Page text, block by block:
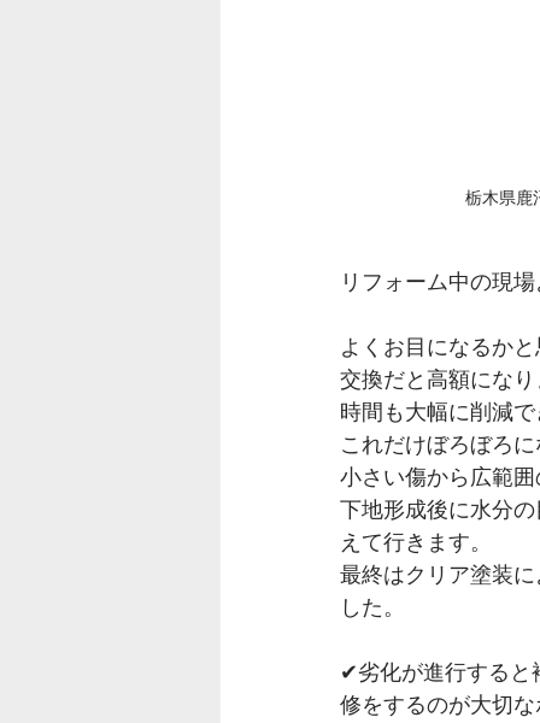
栃木県鹿
リフォーム中の現
よくお目になるか
交換だと高額にな
時間も大幅に削減
これだけぼろぼろ
小さい傷から広範
下地形成後に水分
えて行きます。
最終はクリア塗装
した。
✔︎劣化が進行すると
修をするのが大切